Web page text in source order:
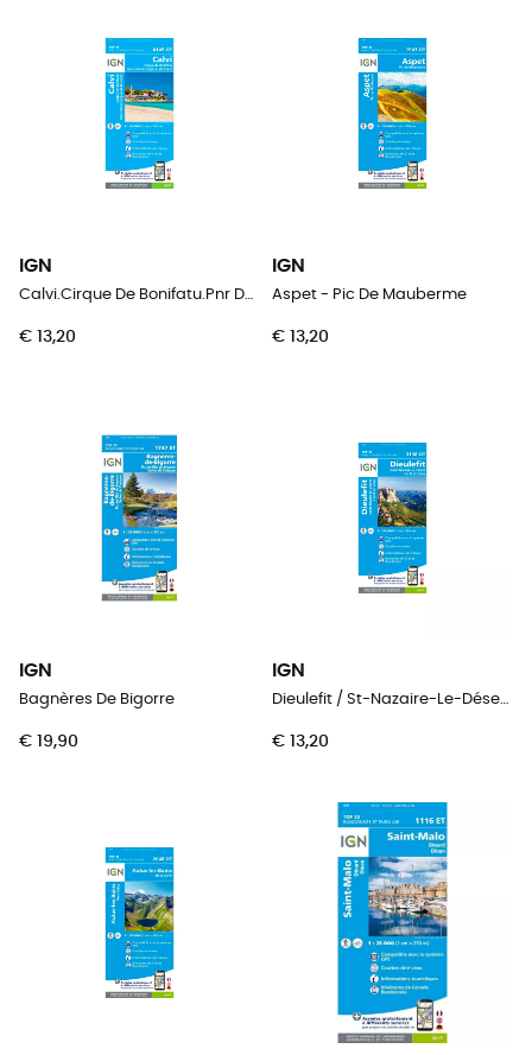
IGN
Calvi.Cirque De Bonifatu.Pnr De Corse
€ 13,20
IGN
Aspet - Pic De Mauberme
€ 13,20
IGN
Bagnères De Bigorre
€ 19,90
IGN
Dieulefit / St-Nazaire-Le-Désert / Forêt De Saou
€ 13,20